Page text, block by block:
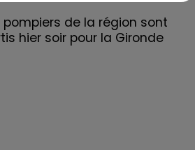
pompiers de la région sont
hier soir pour la Gironde